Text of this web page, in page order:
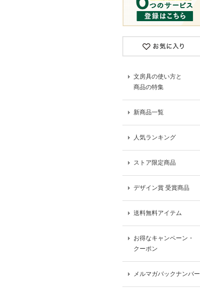
文房具の使い方と
商品の特集
新商品一覧
人気ランキング
ストア限定商品
デザイン賞 受賞商品
送料無料アイテム
お得なキャンペーン・
クーポン
メルマガバックナンバー